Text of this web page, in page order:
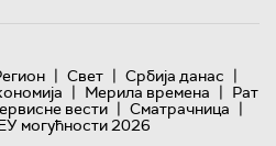
| Свет | Србија данас |
| Мерила времена | Рат
вести | Сматрачница |
могућности 2026